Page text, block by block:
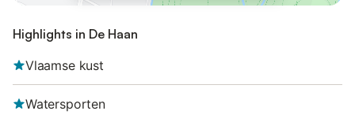
Highlights in De Haan
Vlaamse kust
Watersporten